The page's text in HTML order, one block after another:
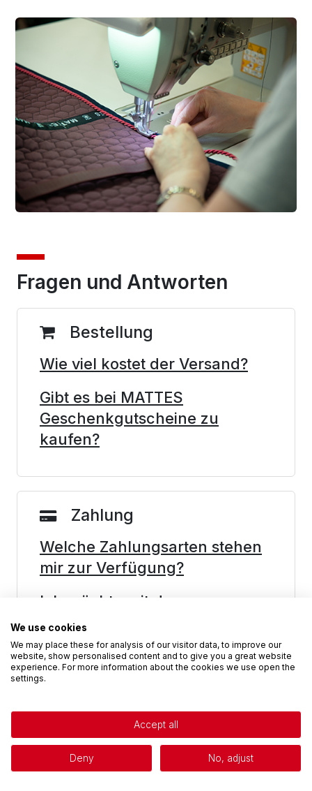
Fragen und Antworten
Bestellung
Wie viel kostet der Versand?
Gibt es bei MATTES
Geschenkgutscheine zu
kaufen?
Zahlung
Welche Zahlungsarten stehen
mir zur Verfügung?
Ich möchte mit dem
Zahlungsdienstleister PayPal
zahlen. Was muss ich
beachten?
zahlen. Was muss ich
beachten?
Ich möchte per SEPA
We use cookies
We may place these for analysis of our visitor data, to improve our
website, show personalised content and to give you a great website
experience. For more information about the cookies we use open the
settings.
Accept all
Deny No, adjust